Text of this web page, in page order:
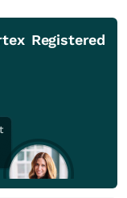
Registered